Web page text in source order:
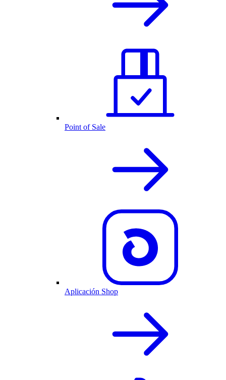
Point of Sale
Aplicación Shop